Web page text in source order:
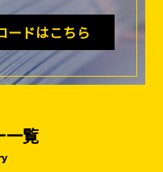
ードはこちら
一覧